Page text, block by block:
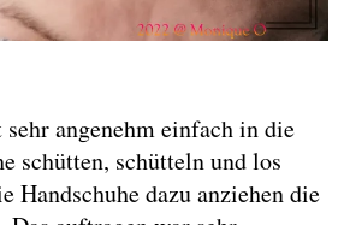
angenehm einfach in die
schütten, schütteln und los
Handschuhe dazu anziehen die